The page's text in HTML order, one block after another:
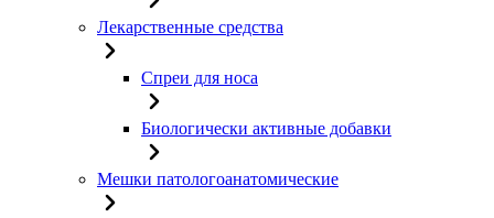
Лекарственные средства
Спреи для носа
Биологически активные добавки
Мешки патологоанатомические